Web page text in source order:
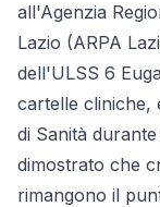
all'Agenzia
Lazio (ARPA
dell'ULSS 6
cartelle cliniche,
di Sanità
dimostrato che
rimangono il